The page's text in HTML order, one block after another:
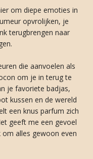
om diepe emoties in
opvrolijken, je
terugbrengen naar
die aanvoelen als
om je in terug te
je favoriete badjas,
kussen en de wereld
een knus parfum zich
geeft me een gevoel
alles gewoon even